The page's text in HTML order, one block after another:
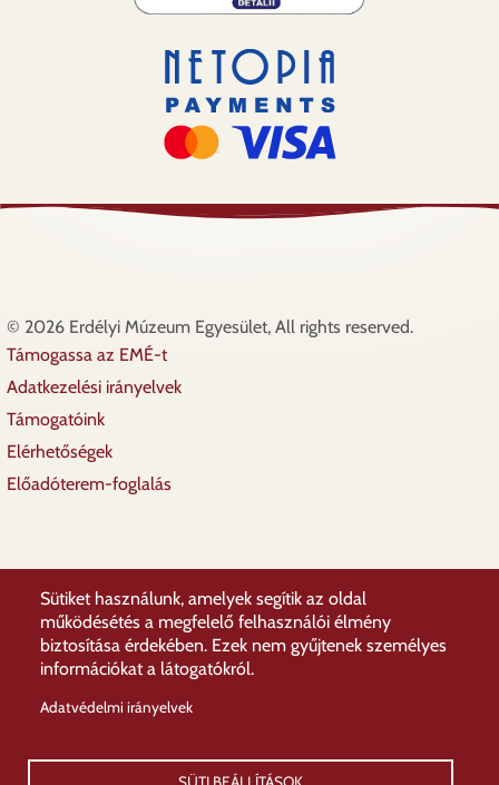
© 2026 Erdélyi Múzeum Egyesület, All rights reserved.
Lábléc
Támogassa az EMÉ-t
Adatkezelési irányelvek
Támogatóink
Elérhetőségek
Előadóterem-foglalás
Sütiket használunk, amelyek segítik az oldal
működésétés a megfelelő felhasználói élmény
biztosítása érdekében. Ezek nem gyűjtenek személyes
információkat a látogatókról.
Adatvédelmi irányelvek